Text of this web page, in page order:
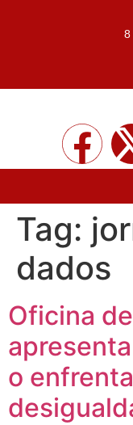
8
Tag:
dados
Oficina
o